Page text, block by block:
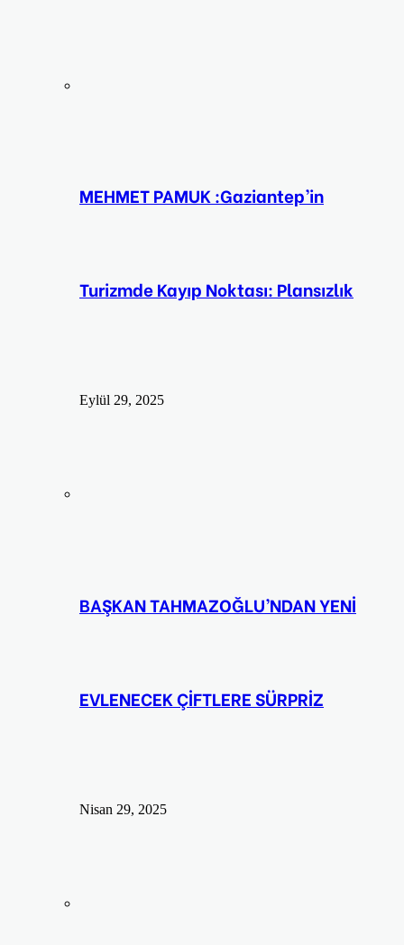
MEHMET PAMUK :Gaziantep’in
Turizmde Kayıp Noktası: Plansızlık
Eylül 29, 2025
BAŞKAN TAHMAZOĞLU’NDAN YENİ
EVLENECEK ÇİFTLERE SÜRPRİZ
Nisan 29, 2025